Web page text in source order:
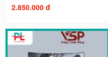
2.850.000 đ